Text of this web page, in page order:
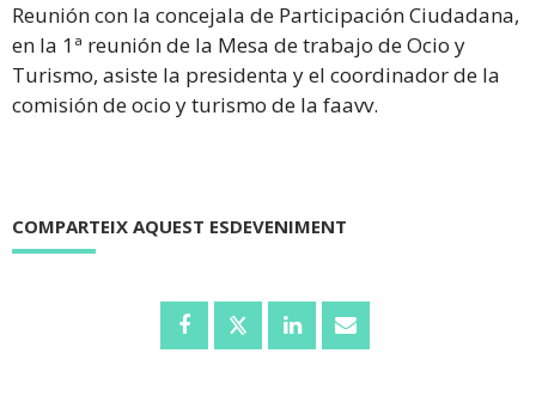
Reunión con la concejala de Participación Ciudadana,
en la 1ª reunión de la Mesa de trabajo de Ocio y
Turismo, asiste la presidenta y el coordinador de la
comisión de ocio y turismo de la faavv.
COMPARTEIX AQUEST ESDEVENIMENT